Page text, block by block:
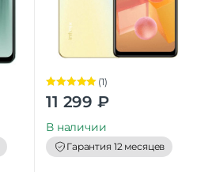
Оценка5.00
(1)
11 299 ₽
В наличии
Гарантия 12 месяцев